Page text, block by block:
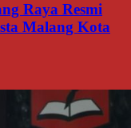
Raya Resmi
Malang Kota